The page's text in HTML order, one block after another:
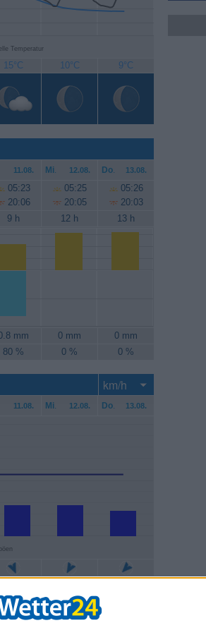
Temperatur
15°C 10°C 9°C
11.08. Mi. 12.08. Do. 13.08.
05:23
20:06
05:25
20:05
05:26
20:03
9 h 12 h 13 h
mm 0 mm
0 mm
80 % 0 % 0 %
11.08. Mi. 12.08. Do. 13.08.
km/h 22 km/h